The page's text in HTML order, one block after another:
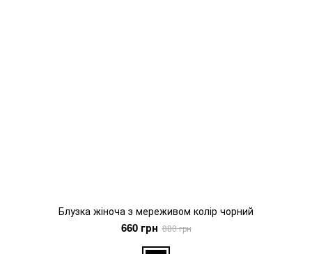
Блузка жіноча з мереживом колір чорний
660 грн 880 грн